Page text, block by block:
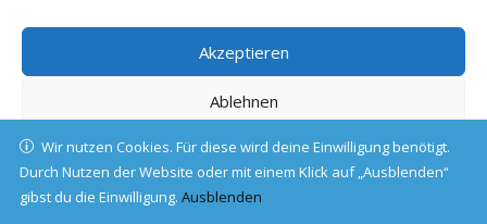
Akzeptieren
Ablehnen
Einstellungen ansehen
Cookie-RichtlinieDatenschutz
Wir nutzen Cookies. Für diese wird deine Einwilligung benötigt.
Durch Nutzen der Website oder mit einem Klick auf „Ausblenden“
gibst du die Einwilligung.Ausblenden